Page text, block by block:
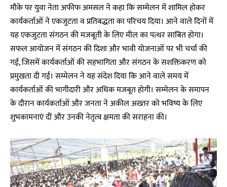
मौके पर युवा नेता अफीफ अमसल ने कहा कि सम्मेलन में शामिल होकर
कार्यकर्ताओं ने एकजुटता व प्रतिबद्धता का परिचय दिया। आने वाले दिनों में
यह एकजुटता संगठन की मजबूती के लिए मील का पत्थर साबित होगा।
सफल आयोजन में संगठन की दिशा और भावी योजनाओं पर भी चर्चा की
गई, जिसमें कार्यकर्ताओं की सहभागिता और संगठन के सशक्तिकरण को
प्रमुखता दी गई। सम्मेलन ने यह संदेश दिया कि आने वाले समय में
कार्यकर्ताओं की भागीदारी और अधिक मजबूत होगी। सम्मेलन के समापन
के दौरान कार्यकर्ताओं और जनता ने अकील अख्तर को भविष्य के लिए
शुभकामनाएं दीं और उनकी नेतृत्व क्षमता की सराहना की।